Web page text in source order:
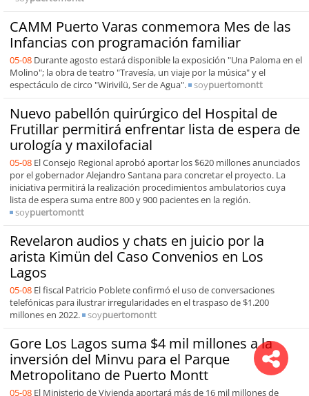
CAMM Puerto Varas conmemora Mes de las
Infancias con programación familiar
05-08 Durante agosto estará disponible la exposición "Una Paloma en el
Molino"; la obra de teatro "Travesía, un viaje por la música" y el
espectáculo de circo "Wirivilü, Ser de Agua".
soypuertomontt
Nuevo pabellón quirúrgico del Hospital de
Frutillar permitirá enfrentar lista de espera de
urología y maxilofacial
05-08 El Consejo Regional aprobó aportar los $620 millones anunciados
por el gobernador Alejandro Santana para concretar el proyecto. La
iniciativa permitirá la realización procedimientos ambulatorios cuya
lista de espera suma entre 800 y 900 pacientes en la región.
soypuertomontt
Revelaron audios y chats en juicio por la
arista Kimün del Caso Convenios en Los
Lagos
05-08 El fiscal Patricio Poblete confirmó el uso de conversaciones
telefónicas para ilustrar irregularidades en el traspaso de $1.200
millones en 2022.
soypuertomontt
Gore Los Lagos suma $4 mil millones a la
inversión del Minvu para el Parque
Metropolitano de Puerto Montt
05-08 El Ministerio de Vivienda aportará más de 16 mil millones de